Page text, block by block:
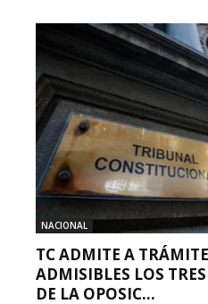
NACIONAL
TC ADMITE A
ADMISIBLES LOS
DE LA OPOSIC...